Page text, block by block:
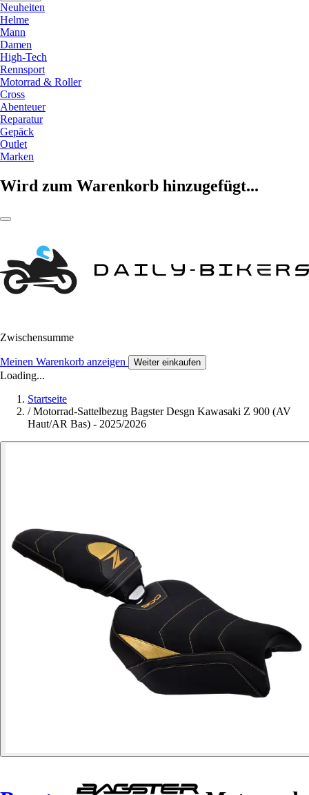
Neuheiten
Helme
Mann
Damen
High-Tech
Rennsport
Motorrad & Roller
Cross
Abenteuer
Reparatur
Gepäck
Outlet
Marken
Wird zum Warenkorb hinzugefügt...
Zwischensumme
Meinen Warenkorb anzeigen Weiter einkaufen
Loading...
Startseite
/ Motorrad-Sattelbezug Bagster Desgn Kawasaki Z 900 (AV
Haut/AR Bas) - 2025/2026